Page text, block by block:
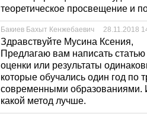
теоретическое просвещение и
Бакиев Бахыт Кенжебаевич 28.11.2018
Здравствуйте Мусина Ксения,
Предлагаю вам написать
оценки или результаты
которые обучались один год по
современными образованиями.
какой метод лучше.